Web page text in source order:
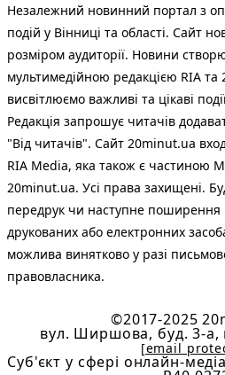
Незалежний новинний портал з
подій у Вінниці та області. Сайт
розміром аудиторії. Новини
мультимедійною редакцією RIA
висвітлюємо важливі та цікаві
Редакція запрошує читачів
"Від читачів". Сайт 20minut.ua
RIA Media, яка також є частиною
20minut.ua. Усі права захищені.
передрук чи наступне поширення
друкованих або електронних
можлива винятково у разі
правовласника.
©2017-2025
вул. Ширшова, буд. 3-а,
[email
Cуб'єкт у сфері онлайн-